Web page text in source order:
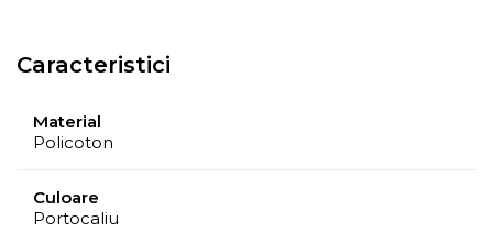
Caracteristici
Material
Policoton
Culoare
Portocaliu